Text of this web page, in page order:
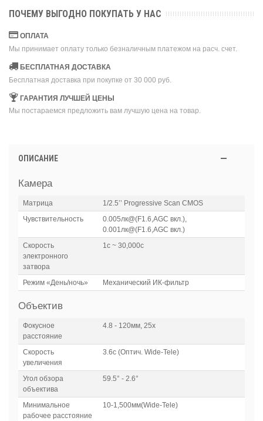
ПОЧЕМУ ВЫГОДНО ПОКУПАТЬ У НАС
ОПЛАТА
Мы принимает оплату только безналичным платежом на расч. счет.
БЕСПЛАТНАЯ ДОСТАВКА
Бесплатная доставка при покупке от 30 000 руб.
ГАРАНТИЯ ЛУЧШЕЙ ЦЕНЫ
Мы постараемся предложить вам лучшую цена на товар.
ОПИСАНИЕ
Камера
Матрица
1/2.5’’ Progressive Scan CMOS
Чувствительность
0.005лк@(F1.6,AGC вкл.),
0.001лк@(F1.6,AGC вкл.)
Скорость
электронного
затвора
1с ~ 30,000с
Режим «День/ночь» Механический ИК-фильтр
Объектив
Фокусное
расстояние
4.8 - 120мм, 25x
Скорость
увеличения
3.6с (Оптич. Wide-Tele)
Угол обзора
объектива
59.5° - 2.6°
Минимальное
рабочее расстояние
10-1,500мм(Wide-Tele)